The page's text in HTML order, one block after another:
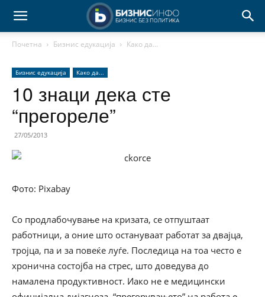
Почетна Бизнис едукација Како да...
Бизнис едукација Како да...
10 знаци дека сте
“прегореле”
27/05/2013
Фото: Pixabay
Со продлабочување на кризата, се отпуштаат
работници, а оние што остануваат работат за двајца,
тројца, па и за повеќе луѓе. Последица на тоа често е
хронична состојба на стрес, што доведува до
намалена продуктивност. Иако не е медицински